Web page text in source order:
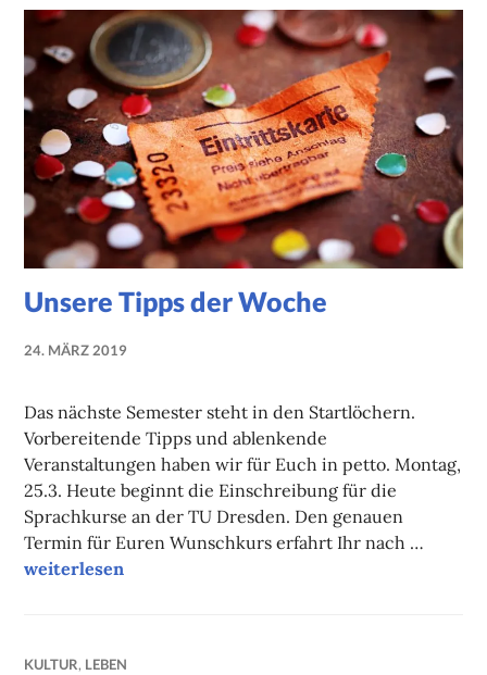
Unsere Tipps der Woche
24. MÄRZ 2019
Das nächste Semester steht in den Startlöchern.
Vorbereitende Tipps und ablenkende
Veranstaltungen haben wir für Euch in petto. Montag,
25.3. Heute beginnt die Einschreibung für die
Sprachkurse an der TU Dresden. Den genauen
Termin für Euren Wunschkurs erfahrt Ihr nach …
Unsere Tipps der Woche
weiterlesen
KULTUR, LEBEN